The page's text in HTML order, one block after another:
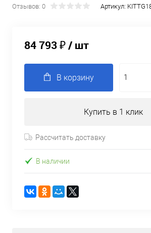
Отзывов: 0 Артикул:
84 793 ₽/ шт
В корзину
Купить в 1 клик
Рассчитать доставку
В наличии